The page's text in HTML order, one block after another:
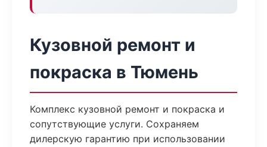
Кузовной ремонт и
покраска в Тюмень
Комплекс кузовной ремонт и покраска и
сопутствующие услуги. Сохраняем
дилерскую гарантию при использовании